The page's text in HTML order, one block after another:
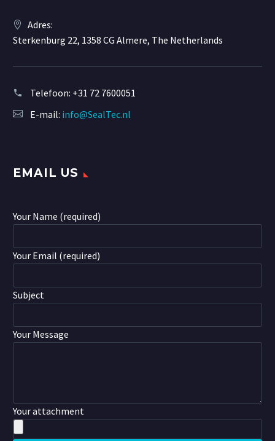
Adres:
Sterkenburg 22, 1358 CG Almere, The Netherlands
Telefoon: +31 72 7600051
E-mail: info@SealTec.nl
EMAIL US
Your Name (required)
Your Email (required)
Subject
Your Message
Your attachment